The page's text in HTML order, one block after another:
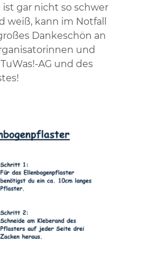
gar nicht so schwer
weiß, kann im Notfall
Dankeschön an
und
AG und des